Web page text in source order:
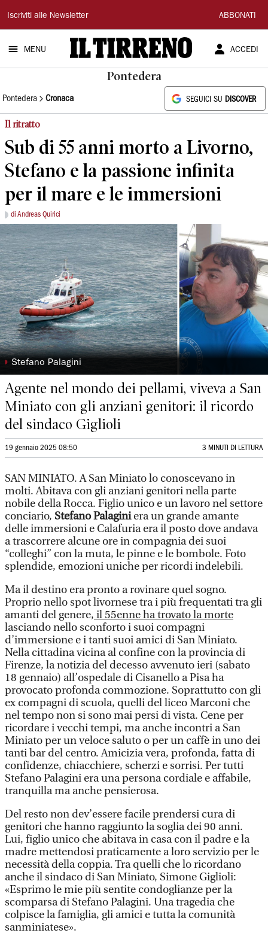
Il
Tirreno
Iscriviti alle Newsletter ABBONATI
MENU ACCEDI
Pontedera
Pontedera Cronaca SEGUICI SU DISCOVER
Il ritratto
Sub di 55 anni morto a Livorno,
Stefano e la passione infinita
per il mare e le immersioni
di Andreas Quirici
◗ Stefano Palagini
Agente nel mondo dei pellami, viveva a San
Miniato con gli anziani genitori: il ricordo
del sindaco Giglioli
19 gennaio 2025 08:50 3 MINUTI DI LETTURA
SAN MINIATO. A San Miniato lo conoscevano in
molti. Abitava con gli anziani genitori nella parte
nobile della Rocca. Figlio unico e un lavoro nel settore
conciario, Stefano Palaginiera un grande amante
delle immersioni e Calafuria era il posto dove andava
a trascorrere alcune ore in compagnia dei suoi
“colleghi” con la muta, le pinne e le bombole. Foto
splendide, emozioni uniche per ricordi indelebili.
Ma il destino era pronto a rovinare quel sogno.
Proprio nello spot livornese tra i più frequentati tra gli
amanti del genere, il 55enne ha trovato la morte
lasciando nello sconforto i suoi compagni
d’immersione e i tanti suoi amici di San Miniato.
Nella cittadina vicina al confine con la provincia di
Firenze, la notizia del decesso avvenuto ieri (sabato
18 gennaio) all’ospedale di Cisanello a Pisa ha
provocato profonda commozione. Soprattutto con gli
ex compagni di scuola, quelli del liceo Marconi che
nel tempo non si sono mai persi di vista. Cene per
ricordare i vecchi tempi, ma anche incontri a San
Miniato per un veloce saluto o per un caffè in uno dei
tanti bar del centro. Amicizia vera, profonda, fatta di
confidenze, chiacchiere, scherzi e sorrisi. Per tutti
Stefano Palagini era una persona cordiale e affabile,
tranquilla ma anche pensierosa.
Del resto non dev’essere facile prendersi cura di
genitori che hanno raggiunto la soglia dei 90 anni.
Lui, figlio unico che abitava in casa con il padre e la
madre mettendosi praticamente a loro servizio per le
necessità della coppia. Tra quelli che lo ricordano
anche il sindaco di San Miniato, Simone Giglioli:
«Esprimo le mie più sentite condoglianze per la
scomparsa di Stefano Palagini. Una tragedia che
colpisce la famiglia, gli amici e tutta la comunità
sanminiatese».